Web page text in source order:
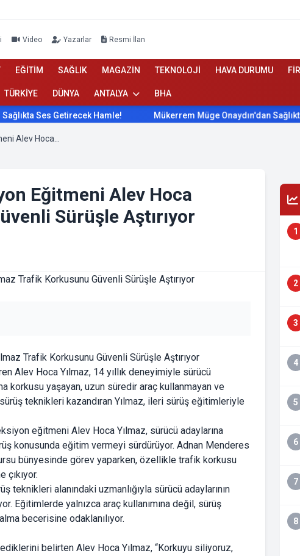
Video Yazarlar Resmi İlan
EĞİTİM SAĞLIK MAGAZİN TEKNOLOJİ HAVA DURUMU
TÜRKİYE DÜNYA ANTALYA BHA
Ses Getirecek Hamle! Mükerrem Müge Onaydın'dan Sağlıkta Ses
Eğitmeni Alev Hoca
Sürüşle Aştırıyor
Trafik Korkusunu Güvenli Sürüşle Aştırıyor
Alev Hoca Yılmaz, 14 yıllık deneyimiyle sürücü
korkusu yaşayan, uzun süredir araç kullanmayan ve
teknikleri kazandıran Yılmaz, ileri sürüş eğitimleriyle
eğitmeni Alev Hoca Yılmaz, sürücü adaylarına
konusunda eğitim vermeyi sürdürüyor. Adnan Menderes
bünyesinde görev yaparken, özellikle trafik korkusu
teknikleri alanındaki uzmanlığıyla sürücü adaylarının
Eğitimlerde yalnızca araç kullanımına değil, sürüş
becerisine odaklanılıyor.
belirten Alev Hoca Yılmaz, “Korkuyu siliyoruz,
1
2
3
4
5
6
7
8